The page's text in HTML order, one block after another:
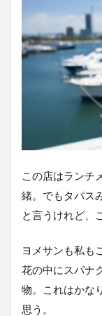
この店はランチ
緒。でもタパス
と言うけれど、
ヨメサンも私も
花の中にスパナ
物。これはかな
思う。